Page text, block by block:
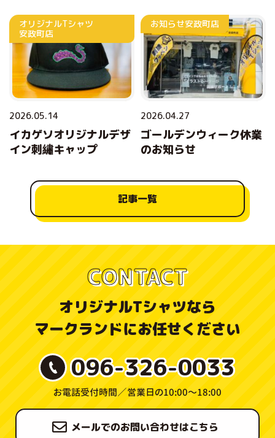
オリジナルTシャツ
安政町店
2026.05.14
イカゲソオリジナルデザ
イン刺繡キャップ
お知らせ安政町店
2026.04.27
ゴールデンウィーク休業
のお知らせ
記事一覧
CONTACT
オリジナルTシャツなら
マークランドにお任せください
096-326-0033
お電話受付時間／営業日の10:00〜18:00
メールでのお問い合わせはこちら